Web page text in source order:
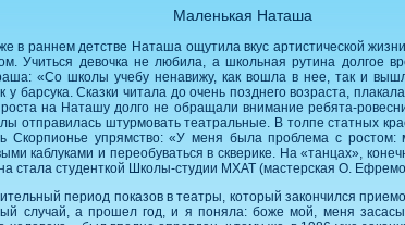
Маленькая Наташа
в раннем детстве Наташа ощутила вкус артистической
Учиться девочка не любила, а школьная рутина долгое
«Со школы учебу ненавижу, как вошла в нее, так и
Сказки читала до очень позднего возраста,
на Наташу долго не обращали внимание ребята-
отправилась штурмовать театральные. В толпе статных
Скорпионье упрямство: «У меня была проблема с
каблуками и переобуваться в скверике. На «танцах»,
стала студенткой Школы-студии МХАТ (мастерская О.
период показов в театры, который закончился
случай, а прошел год, и я поняла: боже мой, меня